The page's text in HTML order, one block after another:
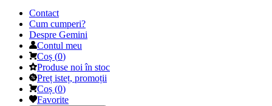
Contact
Cum cumperi?
Despre Gemini
Contul meu
Coș (0)
Produse noi în stoc
Preț isteț, promoții
Coș (0)
Favorite